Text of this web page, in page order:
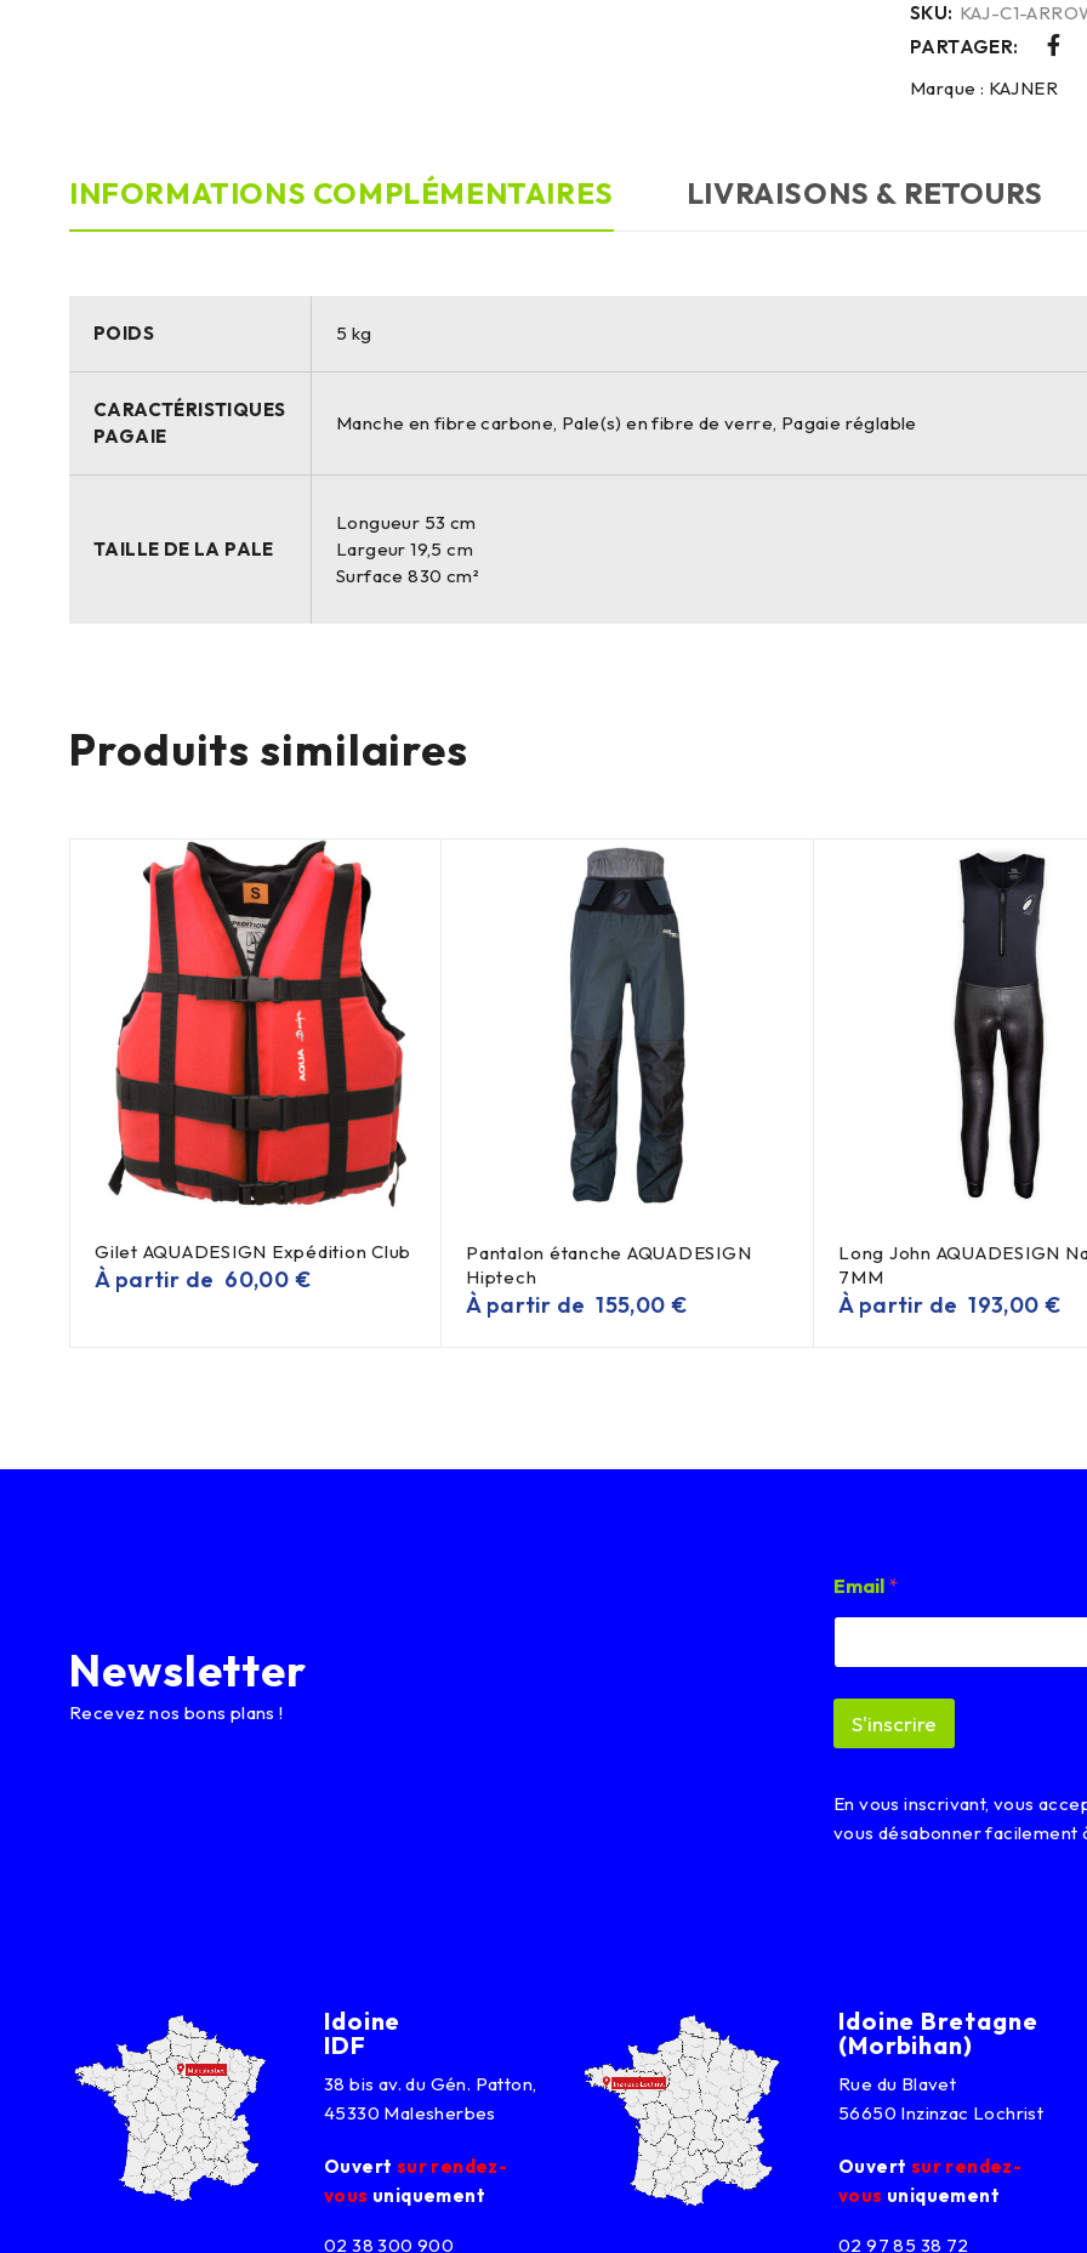
SKU: KAJ-C1-
PARTAGER:
Marque : KAJNER
INFORMATIONS COMPLÉMENTAIRES LIVRAISONS & RETOURS
POIDS 5 kg
CARACTÉRISTIQUES
PAGAIE
Manche en fibre carbone, Pale(s) en fibre de verre, Pagaie réglable
TAILLE DE LA PALE
Longueur 53 cm
Largeur 19,5 cm
Surface 830 cm²
Produits similaires
Gilet AQUADESIGN Expédition Club
À partir de 60,00 €
Pantalon étanche AQUADESIGN
Hiptech
À partir de155,00€
Long John AQUADESIGN
7MM
À partir de193,00€
Newsletter
Recevez nos bons plans !
*
E
a
l
Email *
S'inscrire
En vous inscrivant, vous
vous désabonner facilement
Idoine
IDF
38 bis av. du Gén. Patton,
45330 Malesherbes
Ouvert sur rendez-
vous uniquement
02 38 300 900
Idoine Bretagne
(Morbihan)
Rue du Blavet
56650 Inzinzac Lochrist
Ouvert sur rendez-
vous uniquement
02 97 85 38 72